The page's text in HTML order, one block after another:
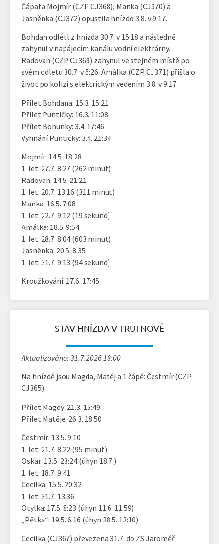
Čápata Mojmír (CZP CJ368), Manka (CJ370) a
Jasněnka (CJ372) opustila hnízdo 3.8. v 9:17.
Bohdan odlétl z hnízda 30.7. v 15:18 a následně
zahynul v napájecím kanálu vodní elektrárny.
Radovan (CZP CJ369) zahynul ve stejném místě po
svém odletu 30.7. v 5:26. Amálka (CZP CJ371) přišla o
život po kolizi s elektrickým vedením 3.8. v 9:17.
Přílet Bohdana: 15.3. 15:21
Přílet Puntičky: 16.3. 11:08
Přílet Bohunky: 3.4. 17:46
Vyhnání Puntičky: 3.4. 21:34
Mojmír: 14.5. 18:28
1. let: 27.7. 8:27 (262 minut)
Radovan: 14.5. 21:21
1. let: 20.7. 13:16 (311 minut)
Manka: 16.5. 7:08
1. let: 22.7. 9:12 (19 sekund)
Amálka: 18.5. 9:54
1. let: 28.7. 8:04 (603 minut)
Jasněnka: 20.5. 8:35
1. let: 31.7. 9:13 (94 sekund)
Kroužkování: 17.6. 17:45
STAV HNÍZDA V TRUTNOVĚ
Aktualizováno: 31.7.2026 18:00
Na hnízdě jsou Magda, Matěj a 1 čápě: Čestmír (CZP
CJ365)
Přílet Magdy: 21.3. 15:49
Přílet Matěje: 26.3. 18:50
Čestmír: 13.5. 9:10
1. let: 21.7. 8:22 (95 minut)
Oskar: 13.5. 23:24 (úhyn 18.7.)
1. let: 18.7. 9:41
Cecilka: 15.5. 20:32
1. let: 31.7. 13:36
Otylka: 17.5. 8:23 (úhyn 11.6. 11:59)
„Pětka“: 19.5. 6:16 (úhyn 28.5. 12:10)
Cecilka (CJ367) převezena 31.7. do ZS Jaroměř